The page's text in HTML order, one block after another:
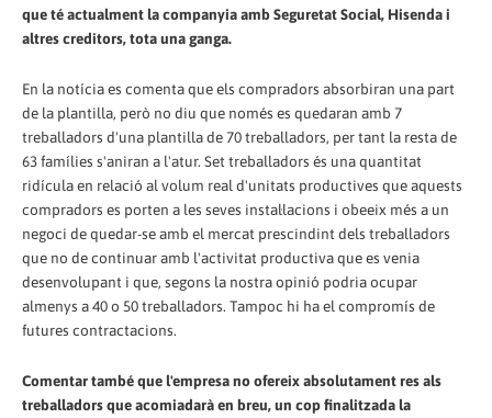
que té actualment la companyia amb Seguretat Social, Hisenda i
altres creditors, tota una ganga.
En la notícia es comenta que els compradors absorbiran una part
de la plantilla, però no diu que només es quedaran amb 7
treballadors d'una plantilla de 70 treballadors, per tant la resta de
63 famílies s'aniran a l'atur. Set treballadors és una quantitat
ridícula en relació al volum real d'unitats productives que aquests
compradors es porten a les seves instal·lacions i obeeix més a un
negoci de quedar-se amb el mercat prescindint dels treballadors
que no de continuar amb l'activitat productiva que es venia
desenvolupant i que, segons la nostra opinió podria ocupar
almenys a 40 o 50 treballadors. Tampoc hi ha el compromís de
futures contractacions.
Comentar també que l'empresa no ofereix absolutament res als
treballadors que acomiadarà en breu, un cop finalitzada la